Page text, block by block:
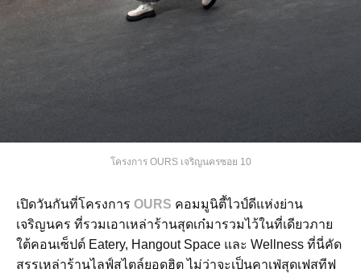
โครงการ OURS เจริญนครซอย 10
เปิดวันกันที่โครงการ OURS คอมมูนิตี้ไวป์ดีแห่งย่าน
เจริญนคร ที่รวมเอาเหล่าร้านสุดเก๋มารวมไว้ในที่เดียวภาย
ใต้คอนเซ็ปต์ Eatery, Hangout Space และ Wellness ที่นี่คัด
สรรเหล่าร้านไลฟ์สไตล์ยอดฮิต ไม่ว่าจะเป็นคาเฟ่สุดเฟสทีฟ